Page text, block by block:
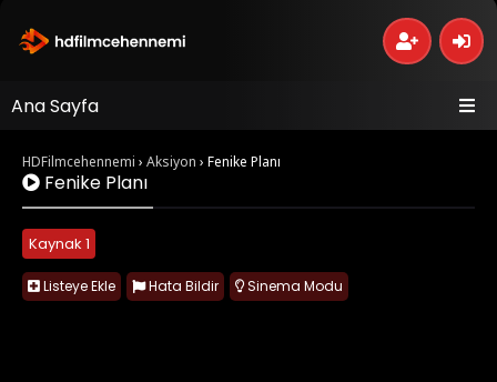
Ana Sayfa
HDFilmcehennemi › Aksiyon › Fenike Planı
Fenike Planı
Kaynak 1
Listeye Ekle Hata Bildir Sinema Modu